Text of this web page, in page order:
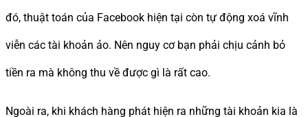
đó, thuật toán của Facebook hiện tại còn tự động xoá vĩnh
viễn các tài khoản ảo. Nên nguy cơ bạn phải chịu cảnh bỏ
tiền ra mà không thu về được gì là rất cao.
Ngoài ra, khi khách hàng phát hiện ra những tài khoản kia là